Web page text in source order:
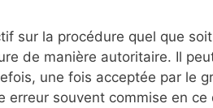
sur la procédure quel que
de manière autoritaire. Il
une fois acceptée par le
souvent commise en ce